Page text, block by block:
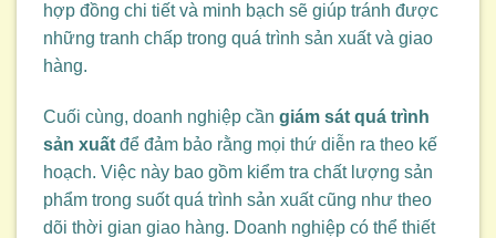
hợp đồng chi tiết và minh bạch sẽ giúp tránh được
những tranh chấp trong quá trình sản xuất và giao
hàng.
Cuối cùng, doanh nghiệp cần giám sát quá trình
sản xuất để đảm bảo rằng mọi thứ diễn ra theo kế
hoạch. Việc này bao gồm kiểm tra chất lượng sản
phẩm trong suốt quá trình sản xuất cũng như theo
dõi thời gian giao hàng. Doanh nghiệp có thể thiết